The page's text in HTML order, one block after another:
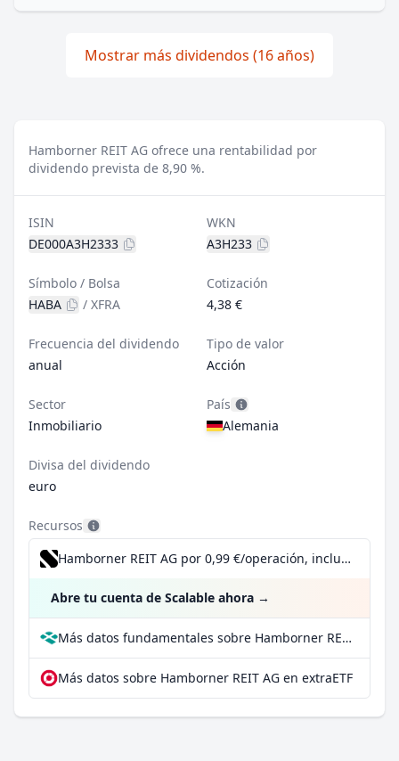
Mostrar más dividendos (16 años)
Hamborner REIT AG ofrece una rentabilidad por
dividendo prevista de 8,90 %.
ISIN
DE000A3H2333
WKN
A3H233
Símbolo / Bolsa
HABA
/ XFRA
Cotización
4,38 €
Frecuencia del dividendo
anual
Tipo de valor
Acción
Sector
Inmobiliario
País
Alemania
Divisa del dividendo
euro
Recursos
Hamborner REIT AG por 0,99 €/operación, incluido el Dividend Reinvestment Plan
Abre tu cuenta de Scalable ahora →
Más datos fundamentales sobre Hamborner REIT AG en Parqet
Más datos sobre Hamborner REIT AG en extraETF